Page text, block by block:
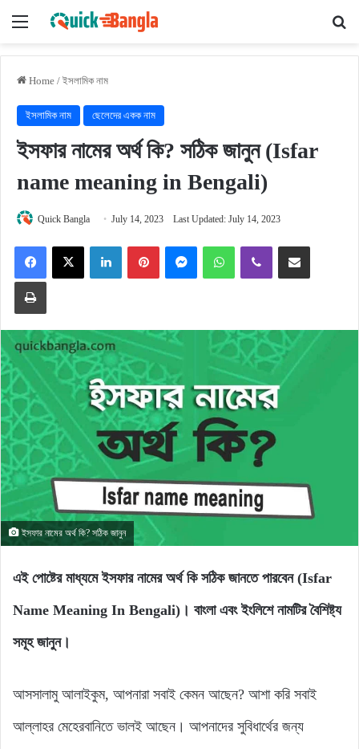
Menu
Home / ইসলামিক নাম
ইসলামিক নাম ছেলেদের একক নাম
ইসফার নামের অর্থ কি? সঠিক জানুন (Isfar
name meaning in Bengali)
Quick Bangla July 14, 2023 Last Updated: July 14, 2023
FacebookX LinkedInPinterestMessengerWhatsAppViber Share via Email
Print
ইসফার নামের অর্থ কি? সঠিক জানুন
এই পোষ্টের মাধ্যমে ইসফার নামের অর্থ কি সঠিক জানতে পারবেন (Isfar
Name Meaning In Bengali)। বাংলা এবং ইংলিশে নামটির বৈশিষ্ট্য
সমূহ জানুন।
আসসালামু আলাইকুম, আপনারা সবাই কেমন আছেন? আশা করি সবাই
আল্লাহর মেহেরবানিতে ভালই আছেন। আপনাদের সুবিধার্থের জন্য